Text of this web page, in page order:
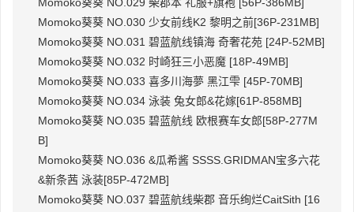
Momoko葵葵 NO.029 柴郡本 礼服+旗袍 [56P-386MB]
Momoko葵葵 NO.030 少女前线K2 黎明之前[36P-231MB]
Momoko葵葵 NO.031 碧蓝航线镇海 奇奢花苑 [24P-52MB]
Momoko葵葵 NO.032 时崎狂三小恶魔 [18P-49MB]
Momoko葵葵 NO.033 喜多川海夢 黑江雫 [45P-70MB]
Momoko葵葵 NO.034 泳装 兔女郎&花嫁[61P-858MB]
Momoko葵葵 NO.035 碧蓝航线 欧根赛车女郎[58P-277M
B]
Momoko葵葵 NO.036 &瓜希酱 SSSS.GRIDMAN宝多六花
&新条茜 泳装[85P-472MB]
Momoko葵葵 NO.037 碧蓝航线柴郡 音乐绚烂CaitSith [16